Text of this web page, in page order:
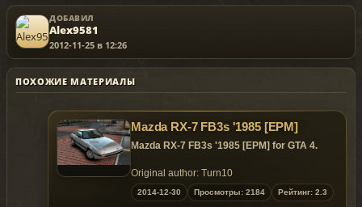
ДОБАВИЛ
Alex9581
2012-11-25 в 12:26
ПОХОЖИЕ МАТЕРИАЛЫ
Mazda RX-7 FB3s '1985 [EPM]
Mazda RX-7 FB3s '1985 [EPM] for GTA 4.
Original author: Turn10
Convertion, lines and scratch stuff by:
Monster875
2014-12-30 Просмотры: 2184 Рейтинг: 2.3